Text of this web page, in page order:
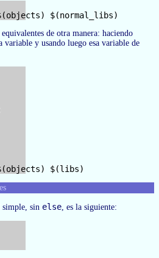
de otra manera: haciendo
variable y usando luego esa variable de
simple, sin else, es la siguiente: